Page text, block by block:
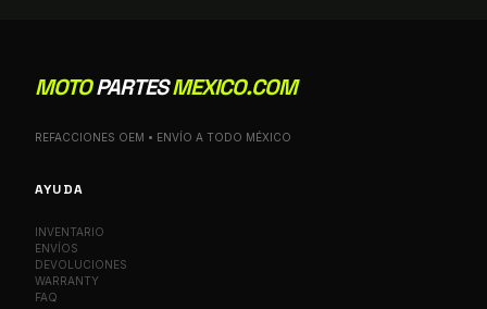
MOTOPARTESMEXICO.COM
REFACCIONES OEM • ENVÍO A TODO MÉXICO
AYUDA
INVENTARIO
ENVÍOS
DEVOLUCIONES
WARRANTY
FAQ